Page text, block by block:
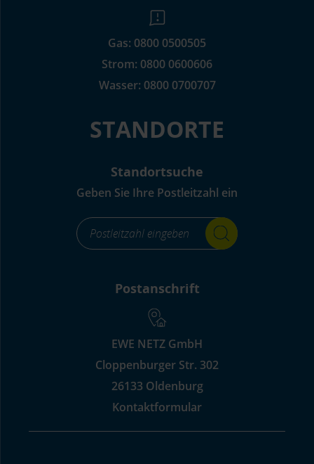
Gas: 0800 0500505
Strom: 0800 0600606
Wasser: 0800 0700707
STANDORTE
Standortsuche
Geben Sie Ihre Postleitzahl ein
footer_standortsuche_Label-
for-
Postanschrift
EWE NETZ GmbH
Cloppenburger Str. 302
26133 Oldenburg
Kontaktformular